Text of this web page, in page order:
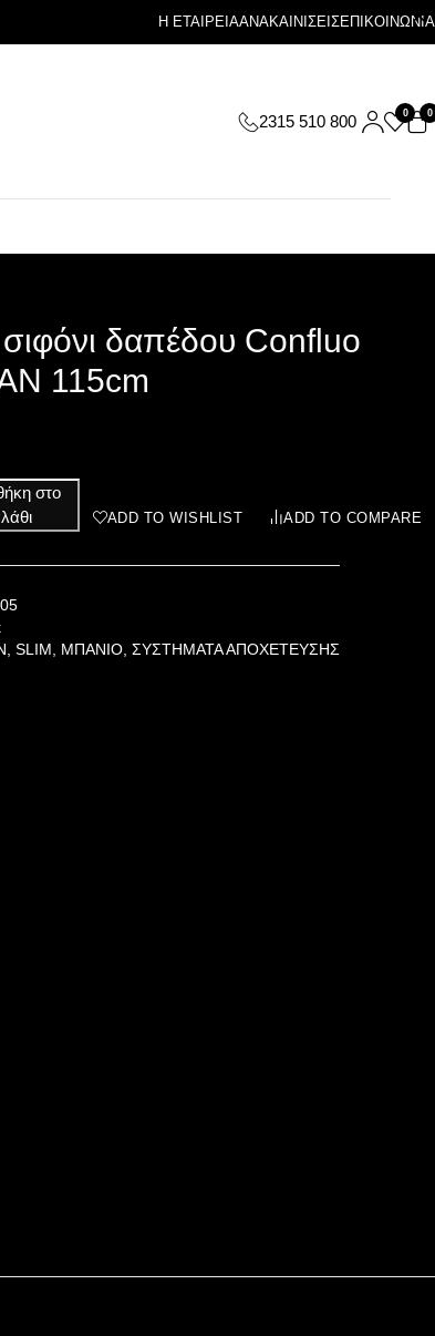
Η ΕΤΑΙΡΕΙΑΑΝΑΚΑΙΝΙΣΕΙΣΕΠΙΚΟΙΝΩΝΙΑ
2315 510 800 0 0
δαπέδου Confluo
115cm
στο
ADD TO WISHLIST ADD TO COMPARE
SLIM ΜΠΑΝΙΟ, ΣΥΣΤΗΜΑΤΑ ΑΠΟΧΕΤΕΥΣΗΣ